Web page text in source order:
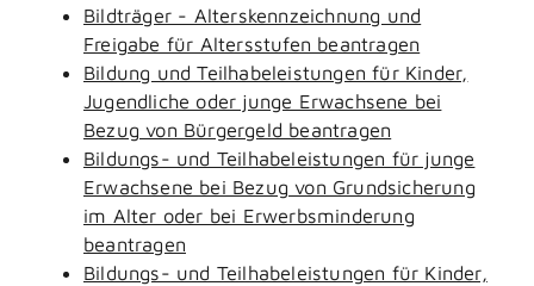
Bildträger - Alterskennzeichnung und
Freigabe für Altersstufen beantragen
Bildung und Teilhabeleistungen für Kinder,
Jugendliche oder junge Erwachsene bei
Bezug von Bürgergeld beantragen
Bildungs- und Teilhabeleistungen für junge
Erwachsene bei Bezug von Grundsicherung
im Alter oder bei Erwerbsminderung
beantragen
Bildungs- und Teilhabeleistungen für Kinder,